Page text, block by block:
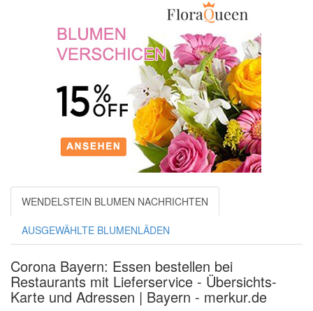
WENDELSTEIN BLUMEN NACHRICHTEN
AUSGEWÄHLTE BLUMENLÄDEN
Corona Bayern: Essen bestellen bei
Restaurants mit Lieferservice - Übersichts-
Karte und Adressen | Bayern - merkur.de